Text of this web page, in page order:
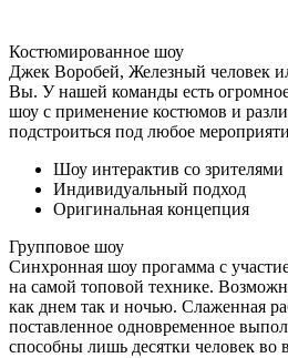
Костюмированное шоу
Джек Воробей, Железный человек
Вы. У нашей команды есть огромное
шоу с применение костюмов и
подстроиться под любое
Шоу интерактив со зрителями
Индивидуальный подход
Оригинальная концепция
Групповое шоу
Синхронная шоу прогамма с
на самой топовой технике.
как днем так и ночью. Слаженная
поставленное одновременное
способны лишь десятки человек во